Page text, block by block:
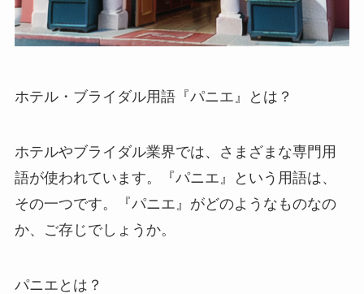
ホテル・ブライダル用語『パニエ』とは？
ホテルやブライダル業界では、さまざまな専門用
語が使われています。『パニエ』という用語は、
その一つです。
『パニエ』がどのようなものなの
か、ご存じでしょうか。
パニエとは？